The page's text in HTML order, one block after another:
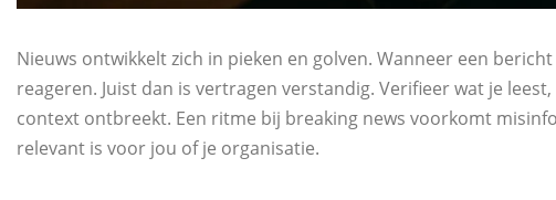
Nieuws ontwikkelt zich in pieken en golven. Wanneer een
reageren. Juist dan is vertragen verstandig. Verifieer wat je
context ontbreekt. Een ritme bij breaking news voorkomt
relevant is voor jou of je organisatie.